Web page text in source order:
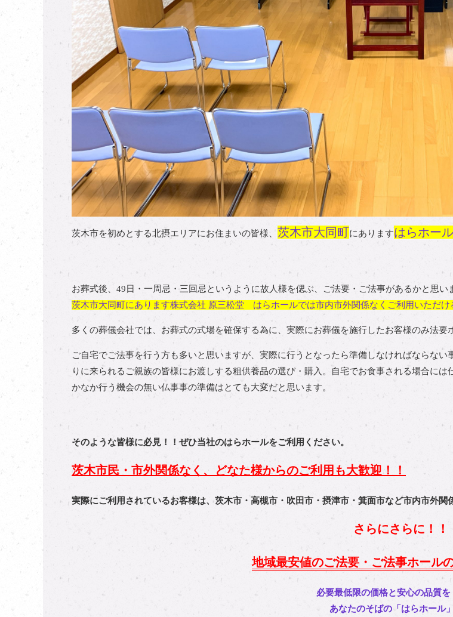
茨木市を初めとする北摂エリアにお住まいの皆様、 茨木市大同町にありますはらホール
お葬式後、49日・一周忌・三回忌というように故人様を偲ぶ、ご法要・ご法事があるかと思い
茨木市大同町にあります株式会社 原三松堂 はらホールでは市内市外関係なくご利用いただけ
多くの葬儀会社では、お葬式の式場を確保する為に、実際にお葬儀を施行したお客様のみ法要
ご自宅でご法事を行う方も多いと思いますが、実際に行うとなったら準備しなければならな
りに来られるご親族の皆様にお渡しする粗供養品の選び・購入。自宅でお食事される場合に
かなか行う機会の無い仏事事の準備はとても大変だと思います。
そのような皆様に必見！！ぜひ当社のはらホールをご利用ください。
茨木市民・市外関係なく、どなた様からのご利用も大歓迎！！
実際にご利用されているお客様は、茨木市・高槻市・吹田市・摂津市・箕面市など市内市外関
さらにさらに！！
地域最安値のご法要・ご法事ホール
必要最低限の価格と安心の品質を
あなたのそばの「はらホール」